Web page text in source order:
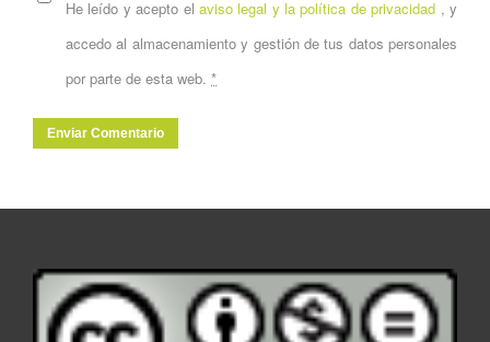
He leído y acepto el aviso legal y la política de privacidad , y
accedo al almacenamiento y gestión de tus datos personales
por parte de esta web. *